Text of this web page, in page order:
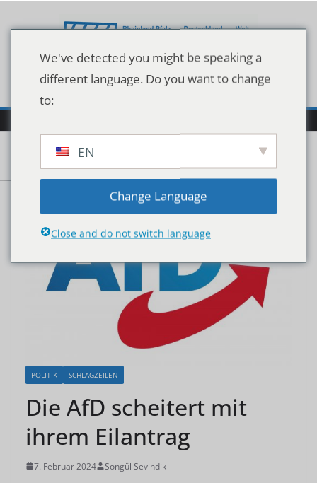
Inhalt
POLITIK SCHLAGZEILEN
Die AfD scheitert mit
ihrem Eilantrag
7. Februar 2024 Songül Sevindik
We've detected you might be speaking a
different language. Do you want to change
to:
EN
Change Language
Close and do not switch language